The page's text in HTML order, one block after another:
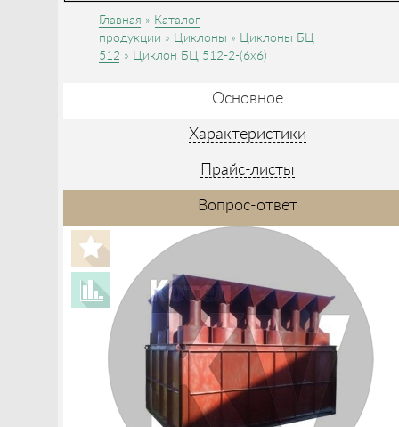
Главная
Каталог
продукции
Циклоны
Циклоны БЦ
512
Циклон БЦ 512-2-(6x6)
Основное
Характеристики
Прайс-листы
Вопрос-ответ